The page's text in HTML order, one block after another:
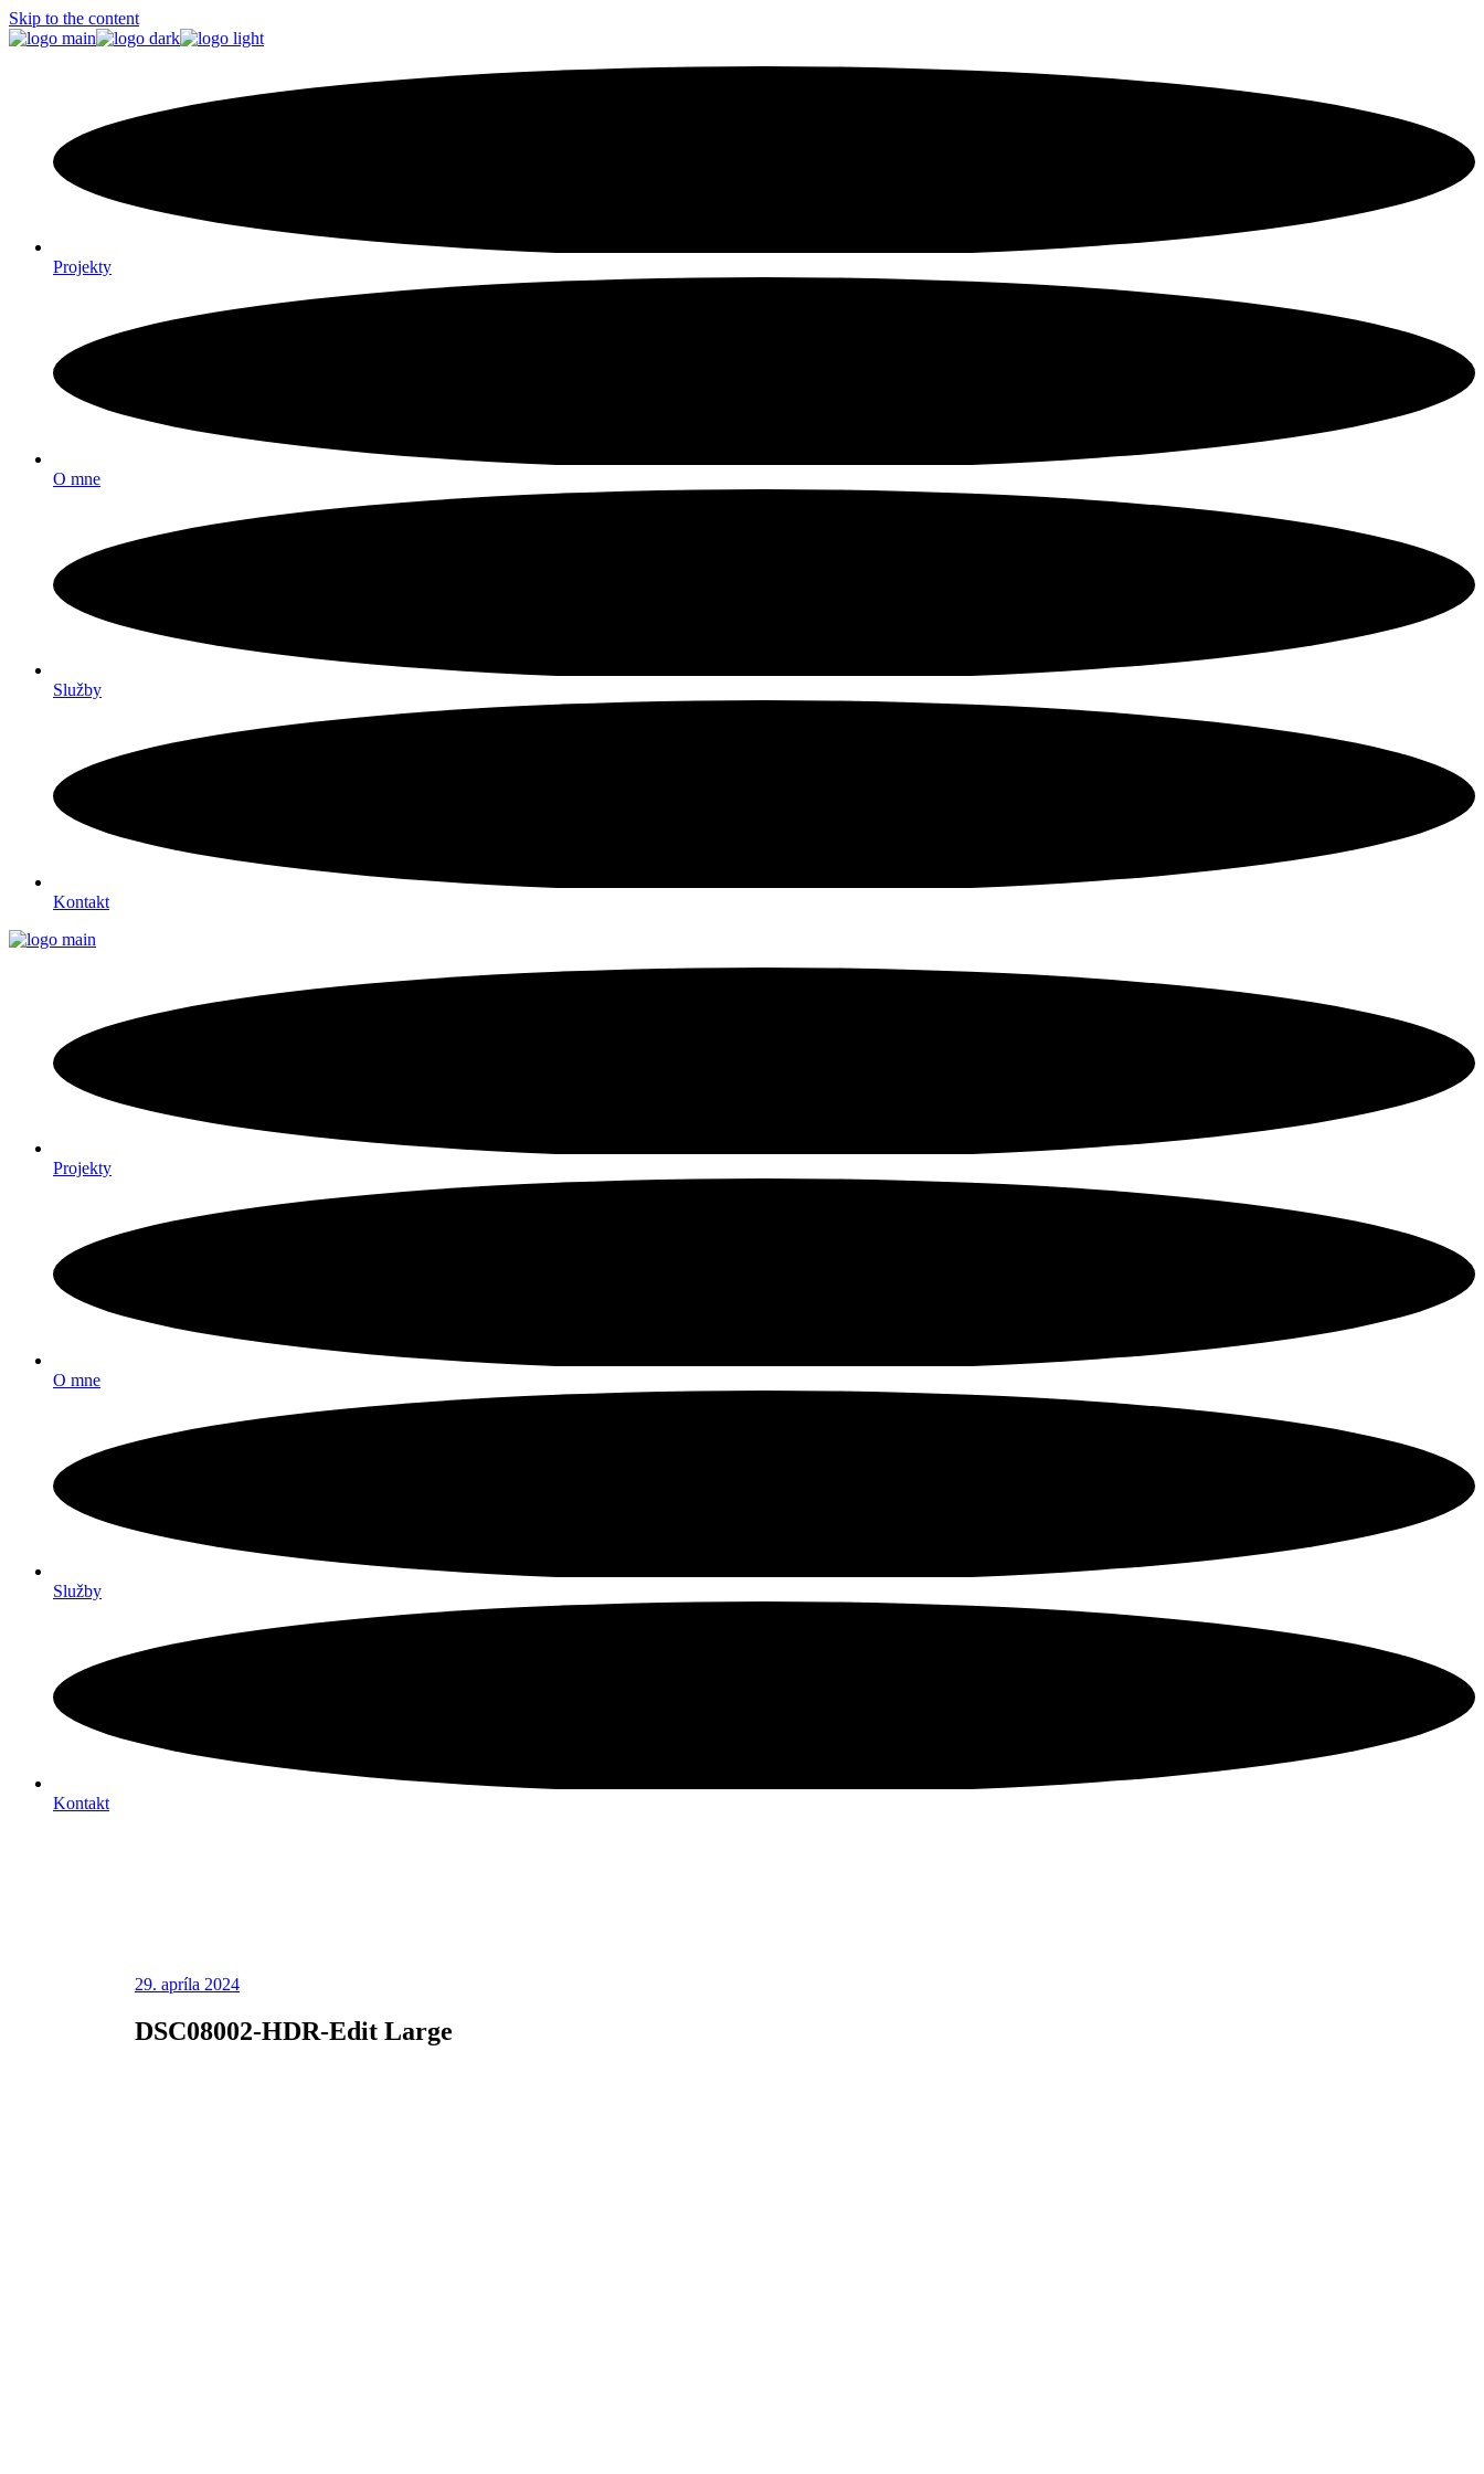
Skip to the content
Projekty
O mne
Služby
Kontakt
Projekty
O mne
Služby
Kontakt
29. apríla 2024
DSC08002-HDR-Edit Large